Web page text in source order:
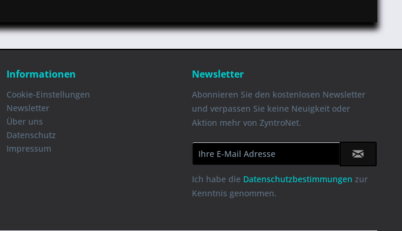
Informationen
Cookie-Einstellungen
Newsletter
Über uns
Datenschutz
Impressum
Newsletter
Abonnieren Sie den kostenlosen Newsletter
und verpassen Sie keine Neuigkeit oder
Aktion mehr von ZyntroNet.
Ich habe die Datenschutzbestimmungen zur
Kenntnis genommen.